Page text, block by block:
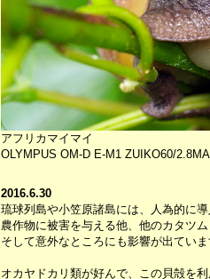
アフリカマイマイ
OLYMPUS OM-D E-M1 ZUIKO60/
2016.6.30
琉球列島や小笠原諸島には、人為的に
農作物に被害を与える他、他のカタツム
そして意外なところにも影響が出ていま
オカヤドカリ類が好んで、この貝殻を利